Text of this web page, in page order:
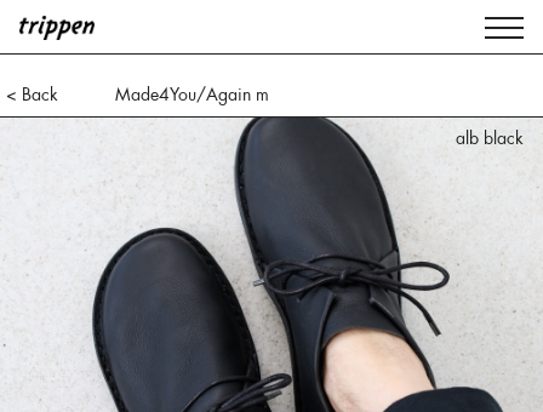
< Back
Made4You/Again m
alb black